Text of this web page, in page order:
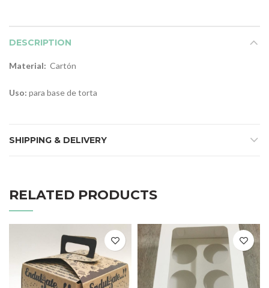
DESCRIPTION
Material: Cartón
Uso: para base de torta
SHIPPING & DELIVERY
RELATED PRODUCTS